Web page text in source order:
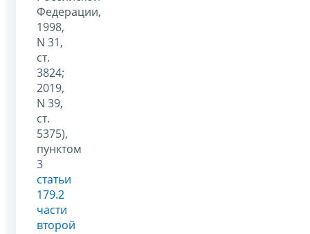
Федерации,
1998,
N 31,
ст.
3824;
2019,
N 39,
ст.
5375),
пунктом
3
статьи
179.2
части
второй